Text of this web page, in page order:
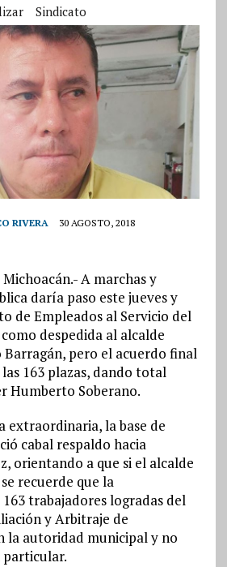
Sindicato
RIVERA 30 AGOSTO, 2018
A marchas y
daría paso este jueves y
de Empleados al Servicio del
despedida al alcalde
pero el acuerdo final
163 plazas, dando total
Humberto Soberano.
extraordinaria, la base de
cabal respaldo hacia
z, orientando a que si el alcalde
recuerde que la
trabajadores logradas del
y Arbitraje de
la autoridad municipal y no
particular.